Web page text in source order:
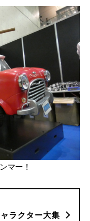
マー！
ラクター大集